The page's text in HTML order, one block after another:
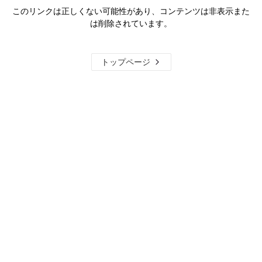
このリンクは正しくない可能性があり、コンテンツは非表示また
は削除されています。
トップページ